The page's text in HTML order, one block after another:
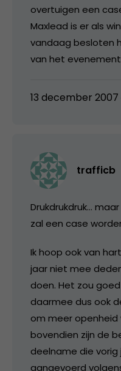
overtuigen een
Maxlead is er als
vandaag besloten
van het
13 december 2007
trafficb
Drukdrukdruk…
zal een case
Ik hoop ook van
jaar niet mee
doen. Het zou
daarmee dus ook
om meer openheid
bovendien zijn de
deelname die vorig
aangevoerd